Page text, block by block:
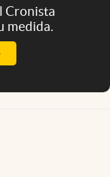
Cronista
medida.